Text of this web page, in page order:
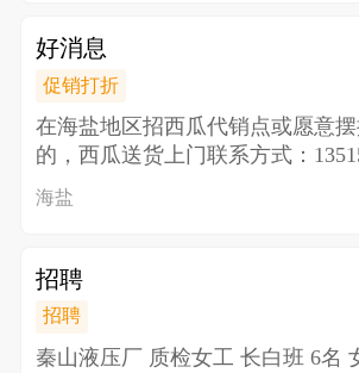
好消息
促销打折
在海盐地区招西瓜代销点或愿意
的，西瓜送货上门联系方式：
海盐
招聘
招聘
秦山液压厂 质检女工 长白班 6名 女，25-45 岁，